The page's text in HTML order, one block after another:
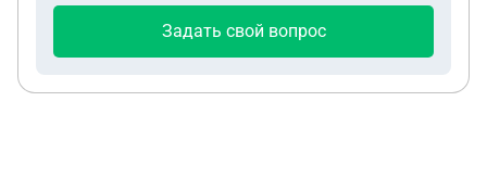
Задать свой вопрос